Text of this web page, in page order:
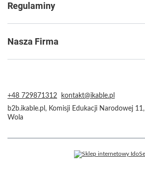
Regulaminy
Nasza Firma
+48 729871312
kontakt@ikable.pl
b2b.ikable.pl , Komisji Edukacji Narodowej 11,
Wola